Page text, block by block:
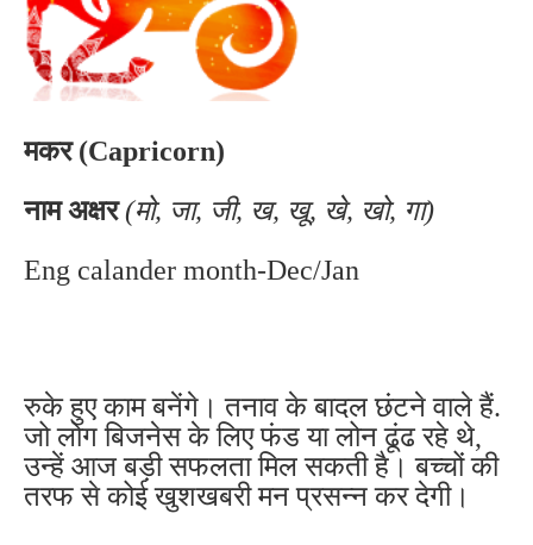
मकर (Capricorn)
नाम अक्षर (मो, जा, जी, ख, खू, खे, खो, गा)
Eng calander month-Dec/Jan
रुके हुए काम बनेंगे। तनाव के बादल छंटने वाले हैं.
जो लोग बिजनेस के लिए फंड या लोन ढूंढ रहे थे,
उन्हें आज बड़ी सफलता मिल सकती है। बच्चों की
तरफ से कोई खुशखबरी मन प्रसन्न कर देगी।